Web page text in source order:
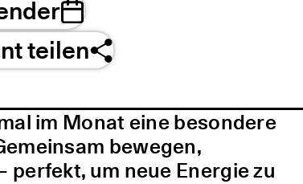
teilen
im Monat eine besondere
bewegen,
um neue Energie zu